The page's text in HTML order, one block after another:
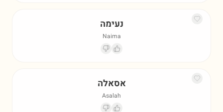
נעימה
Naima
אסאלה
Asalah